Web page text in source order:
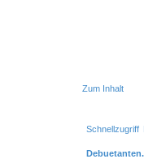
Zum Inhalt
Schnellzugriff